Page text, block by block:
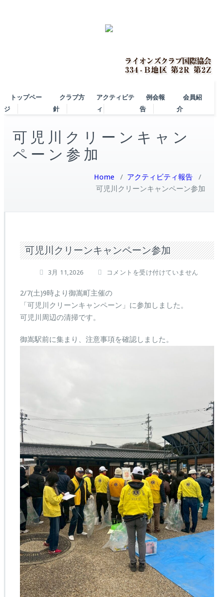
トップペー
ジ
クラブ方
針
アクティビテ
ィ
例会報
告
会員紹
介
可児川クリーンキャン
ペーン参加
Home / アクティビティ報告 /
可児川クリーンキャンペーン参加
可児川クリーンキャンペーン参加
3月 11,2026
可
川
キ
は
コメントを受け付けていません
2/7(土)9時より御嵩町主催の
「可児川クリーンキャンペーン」に参加しました。
可児川周辺の清掃です。
御嵩駅前に集まり、注意事項を確認しました。